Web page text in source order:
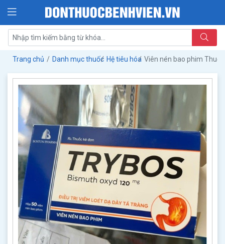
Trang chủ Danh mục thuốc Hệ tiêu hóa Viên nén bao phim